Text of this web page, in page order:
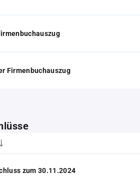
Firmenbuchauszug
zum 30.11.2024